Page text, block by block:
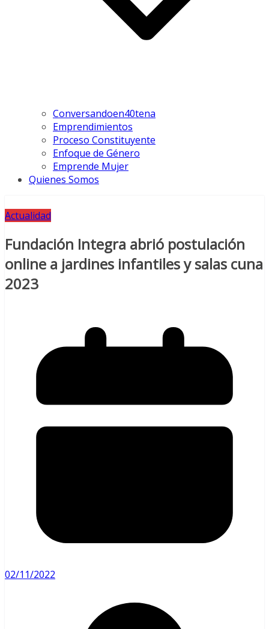
Conversandoen40tena
Emprendimientos
Proceso Constituyente
Enfoque de Género
Emprende Mujer
Quienes Somos
Actualidad
Fundación Integra abrió postulación
online a jardines infantiles y salas cuna
2023
02/11/2022